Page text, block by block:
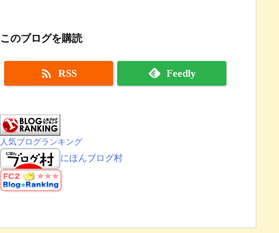
このブログを購読
 RSS Feedly
人気ブログランキング
にほんブログ村